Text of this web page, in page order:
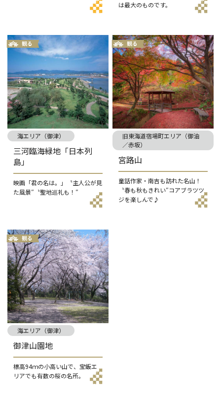
は最大のものです。
海エリア（御津）
三河臨海緑地「日本列
島」
映画「君の名は。」〝主人公が見
た風景″〝聖地巡礼も！″
旧東海道宿場町エリア（御油
／赤坂）
宮路山
童話作家・南吉も訪れた名山！
〝春も秋もきれい″コアブラツツ
ジを楽しんで♪
海エリア（御津）
御津山園地
標高94ｍの小高い山で、宝飯エ
リアでも有数の桜の名所。